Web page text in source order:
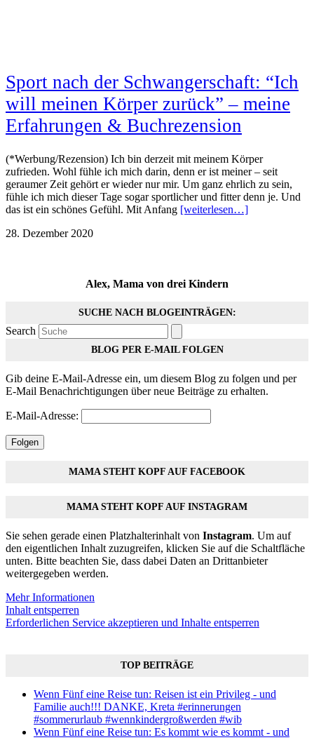
Sport nach der Schwangerschaft: “Ich
will meinen Körper zurück” – meine
Erfahrungen & Buchrezension
(*Werbung/Rezension) Ich bin derzeit mit meinem Körper
zufrieden. Wohl fühle ich mich darin, denn er ist meiner – seit
geraumer Zeit gehört er wieder nur mir. Um ganz ehrlich zu sein,
fühle ich mich dieser Tage sogar sportlicher und fitter denn je. Und
das ist ein schönes Gefühl. Mit Anfang [weiterlesen…]
28. Dezember 2020
Alex, Mama von drei Kindern
SUCHE NACH BLOGEINTRÄGEN:
Search
BLOG PER E-MAIL FOLGEN
Gib deine E-Mail-Adresse ein, um diesem Blog zu folgen und per
E-Mail Benachrichtigungen über neue Beiträge zu erhalten.
E-Mail-Adresse:
Folgen
MAMA STEHT KOPF AUF FACEBOOK
MAMA STEHT KOPF AUF INSTAGRAM
Sie sehen gerade einen Platzhalterinhalt von Instagram. Um auf
den eigentlichen Inhalt zuzugreifen, klicken Sie auf die Schaltfläche
unten. Bitte beachten Sie, dass dabei Daten an Drittanbieter
weitergegeben werden.
Mehr Informationen
Inhalt entsperren
Erforderlichen Service akzeptieren und Inhalte entsperren
TOP BEITRÄGE
Wenn Fünf eine Reise tun: Reisen ist ein Privileg - und
Familie auch!!! DANKE, Kreta #erinnerungen
#sommerurlaub #wennkindergroßwerden #wib
Wenn Fünf eine Reise tun: Es kommt wie es kommt - und